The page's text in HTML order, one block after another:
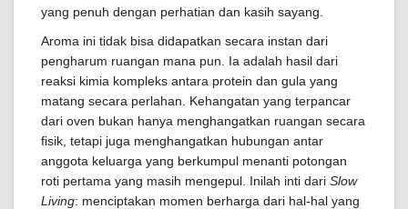
yang penuh dengan perhatian dan kasih sayang.
Aroma ini tidak bisa didapatkan secara instan dari
pengharum ruangan mana pun. Ia adalah hasil dari
reaksi kimia kompleks antara protein dan gula yang
matang secara perlahan. Kehangatan yang terpancar
dari oven bukan hanya menghangatkan ruangan secara
fisik, tetapi juga menghangatkan hubungan antar
anggota keluarga yang berkumpul menanti potongan
roti pertama yang masih mengepul. Inilah inti dari Slow
Living: menciptakan momen berharga dari hal-hal yang